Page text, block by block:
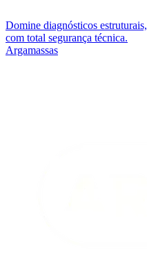
Domine diagnósticos
com total segurança técnica.
Argamassas